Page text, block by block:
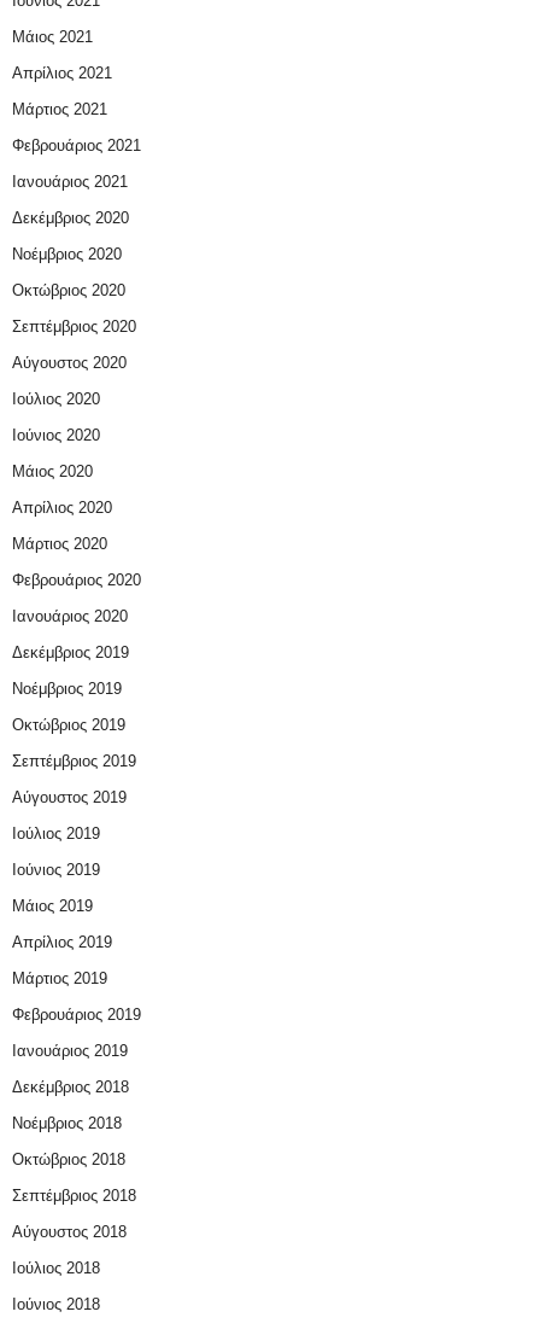
Μάιος 2021
Απρίλιος 2021
Μάρτιος 2021
Φεβρουάριος 2021
Ιανουάριος 2021
Δεκέμβριος 2020
Νοέμβριος 2020
Οκτώβριος 2020
Σεπτέμβριος 2020
Αύγουστος 2020
Ιούλιος 2020
Ιούνιος 2020
Μάιος 2020
Απρίλιος 2020
Μάρτιος 2020
Φεβρουάριος 2020
Ιανουάριος 2020
Δεκέμβριος 2019
Νοέμβριος 2019
Οκτώβριος 2019
Σεπτέμβριος 2019
Αύγουστος 2019
Ιούλιος 2019
Ιούνιος 2019
Μάιος 2019
Απρίλιος 2019
Μάρτιος 2019
Φεβρουάριος 2019
Ιανουάριος 2019
Δεκέμβριος 2018
Νοέμβριος 2018
Οκτώβριος 2018
Σεπτέμβριος 2018
Αύγουστος 2018
Ιούλιος 2018
Ιούνιος 2018